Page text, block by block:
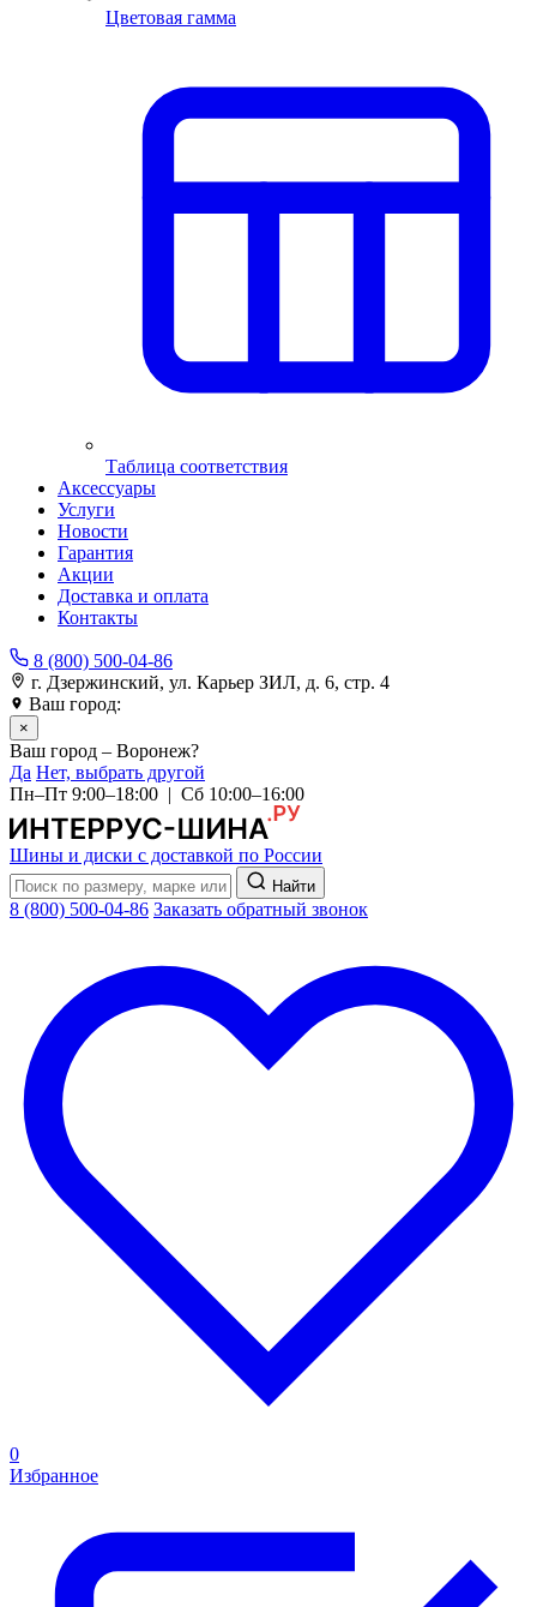
Цветовая гамма
Таблица соответствия
Аксессуары
Услуги
Новости
Гарантия
Акции
Доставка и оплата
Контакты
8 (800) 500-04-86
г. Дзержинский, ул. Карьер ЗИЛ, д. 6, стр. 4
Ваш город:
×
Ваш город – Воронеж?
Да Нет, выбрать другой
Пн–Пт 9:00–18:00 | Сб 10:00–16:00
Шины и диски с доставкой по России
Найти
8 (800) 500-04-86 Заказать обратный звонок
0
Избранное